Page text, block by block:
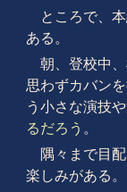
ところで、
ある。
朝、登校中
思わずカバン
う小さな演技や
るだろう 。
隅々まで目
楽しみがある。